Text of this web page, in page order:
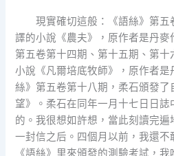
現實確切這般：《語絲》第五
譯的小說《農夫》，原作者是丹麥
第五卷第十四期、第十五期、第
小說《凡爾培底牧師》，原作者是
絲》第五卷第十八期，柔石頒發了
望》。柔石在同年一月十七日日誌
的。我很想如許想，當此刻讀完
一封信之后。四個月以前，我還不
《語絲》里來頒發的測驗考試，